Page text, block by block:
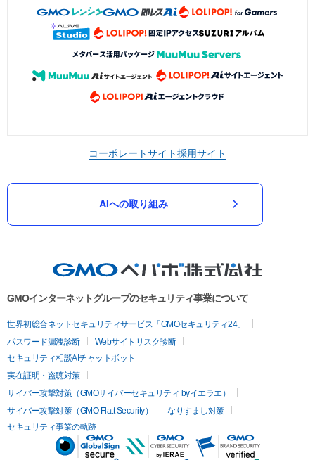
コーポレートサイト採用サイト
AIへの取り組み
GMOインターネットグループのセキュリティ事業について
世界初総合ネットセキュリティサービス「GMOセキュリティ24」
パスワード漏洩診断
Webサイトリスク診断
セキュリティ相談AIチャットボット
実在証明・盗聴対策
サイバー攻撃対策（GMOサイバーセキュリティ byイエラエ）
サイバー攻撃対策（GMO Flatt Security）
なりすまし対策
セキュリティ事業の軌跡